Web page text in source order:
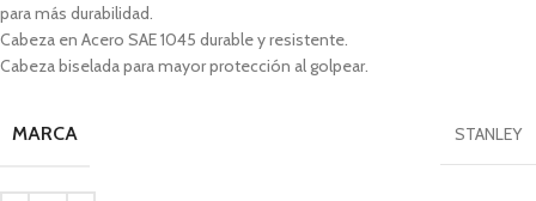
para más durabilidad.
Cabeza en Acero SAE 1045 durable y resistente.
Cabeza biselada para mayor protección al golpear.
MARCA STANLEY